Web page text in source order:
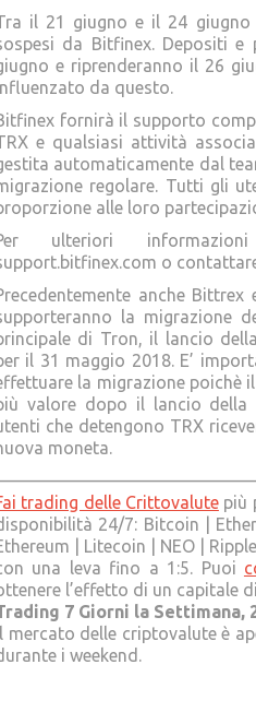
il 21 giugno e il 24
da Bitfinex. Depositi e
e riprenderanno il 26
da questo.
fornirà il supporto
e qualsiasi attività
automaticamente dal
regolare. Tutti gli
alle loro
ulteriori
o
anche
la migrazione
di Tron, il lancio
il 31 maggio 2018. E’
la migrazione poichè
valore dopo il lancio della
che detengono TRX
moneta.
trading delle Crittovalutepiù
24/7: Bitcoin |
| Litecoin | NEO |
una leva fino a 1:5. Puoi
l’effetto di un capitale
7 Giorni la Settimana,
mercato delle criptovalute è
i weekend.